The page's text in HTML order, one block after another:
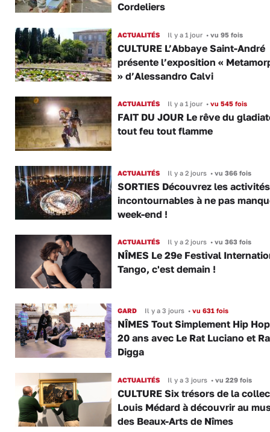
Cordeliers
ACTUALITÉS Il y a 1 jour •vu 95 fois
CULTURE L’Abbaye Saint-André
présente l’exposition «
» d’Alessandro Calvi
ACTUALITÉS Il y a 1 jour •vu 545 fois
FAIT DU JOUR Le rêve du
tout feu tout flamme
ACTUALITÉS Il y a 2 jours •vu 366 fois
SORTIES Découvrez les activités
incontournables à ne pas
week-end !
ACTUALITÉS Il y a 2 jours •vu 363 fois
NÎMES Le 29e Festival
Tango, c'est demain !
GARD Il y a 3 jours •vu 631 fois
NÎMES Tout Simplement Hip
20 ans avec Le Rat Luciano et
Digga
ACTUALITÉS Il y a 3 jours •vu 229 fois
CULTURE Six trésors de la
Louis Médard à découvrir au
des Beaux-Arts de Nîmes